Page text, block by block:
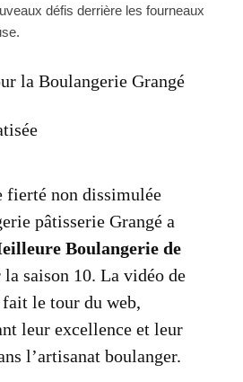
défis derrière les fourneaux
la Boulangerie Grangé
fierté non dissimulée
pâtisserie Grangé a
Boulangerie de
la saison 10. La vidéo de
le tour du web,
leur excellence et leur
l’artisanat boulanger.